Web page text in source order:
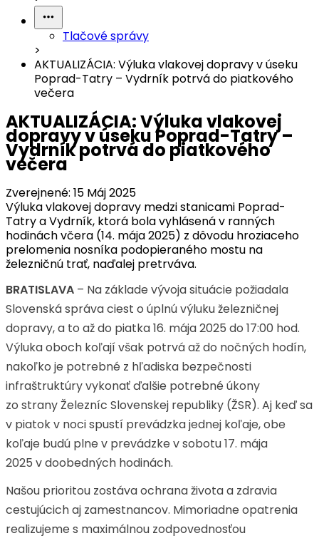
Tlačové správy
>
AKTUALIZÁCIA: Výluka vlakovej dopravy v úseku
Poprad-Tatry – Vydrník potrvá do piatkového
večera
AKTUALIZÁCIA: Výluka vlakovej
dopravy v úseku Poprad-Tatry –
Vydrník potrvá do piatkového
večera
Zverejnené: 15 Máj 2025
Výluka vlakovej dopravy medzi stanicami Poprad-
Tatry a Vydrník, ktorá bola vyhlásená v ranných
hodinách včera (14. mája 2025) z dôvodu hroziaceho
prelomenia nosníka podopieraného mostu na
železničnú trať, naďalej pretrváva.
BRATISLAVA – Na základe vývoja situácie požiadala
Slovenská správa ciest o úplnú výluku železničnej
dopravy, a to až do piatka 16. mája 2025 do 17:00 hod.
Výluka oboch koľají však potrvá až do nočných hodín,
nakoľko je potrebné z hľadiska bezpečnosti
infraštruktúry vykonať ďalšie potrebné úkony
zo strany Železníc Slovenskej republiky (ŽSR). Aj keď sa
v piatok v noci spustí prevádzka jednej koľaje, obe
koľaje budú plne v prevádzke v sobotu 17. mája
2025 v doobedných hodinách.
Našou prioritou zostáva ochrana života a zdravia
cestujúcich aj zamestnancov. Mimoriadne opatrenia
realizujeme s maximálnou zodpovednosťou